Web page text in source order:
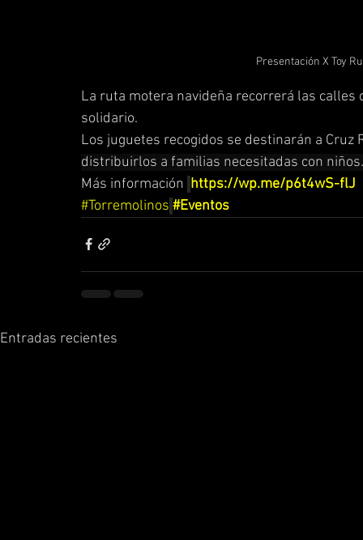
Presentación X Toy
La ruta motera navideña recorrerá las calles
solidario.
Los juguetes recogidos se destinarán a Cruz
distribuirlos a familias necesitadas con niños.
Más información https://wp.me/p6t4wS-flJ
#Torremolinos #Eventos
Entradas recientes